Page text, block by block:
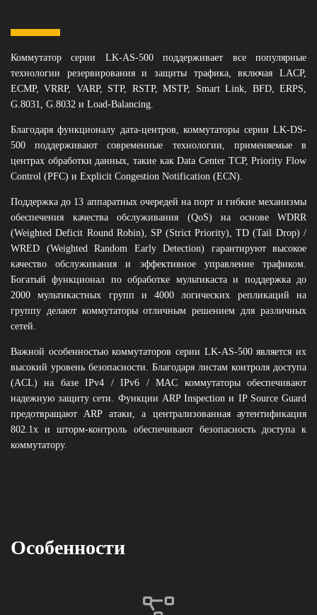
Коммутатор серии LK-AS-500 поддерживает все популярные
технологии резервирования и защиты трафика, включая LACP,
ECMP, VRRP, VARP, STP, RSTP, MSTP, Smart Link, BFD, ERPS,
G.8031, G.8032 и Load-Balancing.
Благодаря функционалу дата-центров, коммутаторы серии LK-DS-
500 поддерживают современные технологии, применяемые в
центрах обработки данных, такие как Data Center TCP, Priority Flow
Control (PFC) и Explicit Congestion Notification (ECN).
Поддержка до 13 аппаратных очередей на порт и гибкие механизмы
обеспечения качества обслуживания (QoS) на основе WDRR
(Weighted Deficit Round Robin), SP (Strict Priority), TD (Tail Drop) /
WRED (Weighted Random Early Detection) гарантируют высокое
качество обслуживания и эффективное управление трафиком.
Богатый функционал по обработке мультикаста и поддержка до
2000 мультикастных групп и 4000 логических репликаций на
группу делают коммутаторы отличным решением для различных
сетей.
Важной особенностью коммутаторов серии LK-AS-500 является их
высокий уровень безопасности. Благодаря листам контроля доступа
(ACL) на базе IPv4 / IPv6 / MAC коммутаторы обеспечивают
надежную защиту сети. Функции ARP Inspection и IP Source Guard
предотвращают ARP атаки, а централизованная аутентификация
802.1x и шторм-контроль обеспечивают безопасность доступа к
коммутатору.
Особенности